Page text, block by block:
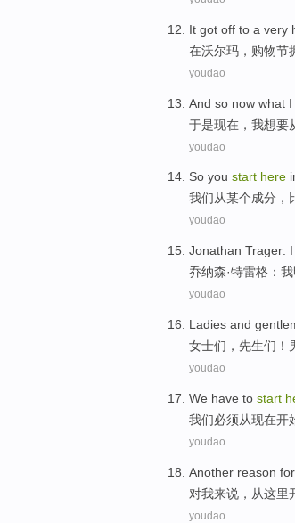
It got off to a very
在沃尔玛 ，购物节
youdao
And so now what I
于是现在 ， 我想要
youdao
So you start here
我们从某个成分 ，
youdao
Jonathan Trager: I
乔纳森·特雷格 ： 我
youdao
Ladies and
女士们 ， 先生们 ！
youdao
We have to start
我们必须从现在开
youdao
Another reason for
对我来说 ，从这里
youdao